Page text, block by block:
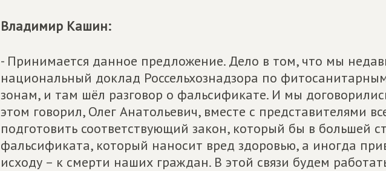
Владимир Кашин:
- Принимается данное предложение. Дело в том, что мы
национальный доклад Россельхознадзора по
зонам, и там шёл разговор о фальсификате. И мы
этом говорил, Олег Анатольевич, вместе с представителями
подготовить соответствующий закон, который бы в большей
фальсификата, который наносит вред здоровью, а иногда
исходу – к смерти наших граждан. В этой связи будем